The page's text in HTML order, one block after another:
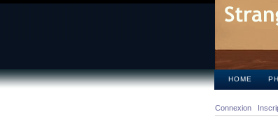
HOME
Connexion